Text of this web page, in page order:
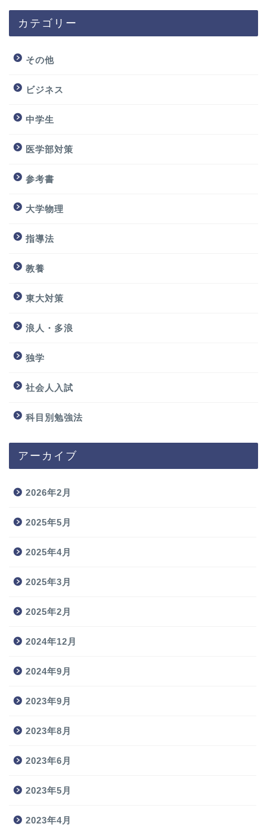
カテゴリー
その他
ビジネス
中学生
医学部対策
参考書
大学物理
指導法
教養
東大対策
浪人・多浪
独学
社会人入試
科目別勉強法
アーカイブ
2026年2月
2025年5月
2025年4月
2025年3月
2025年2月
2024年12月
2024年9月
2023年9月
2023年8月
2023年6月
2023年5月
2023年4月